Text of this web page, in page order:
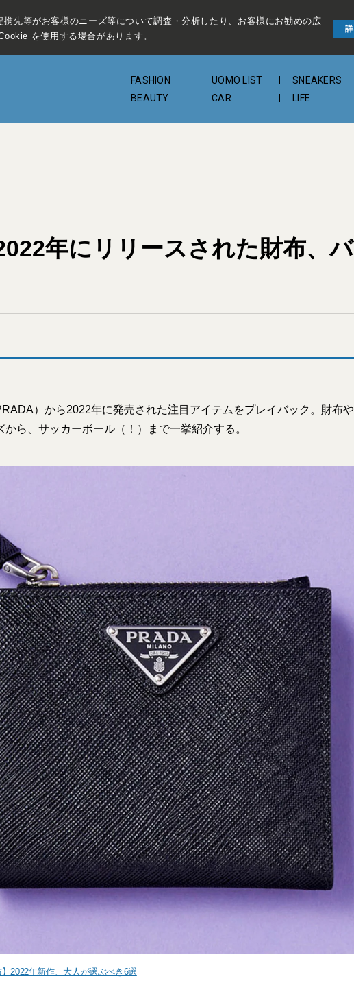
携先等がお客様のニーズ等について調査・分析したり、お客様にお勧めの広
を使用する場合があります。
FASHION UOMO LIST SNEAKERS
BEAUTY
CAR LIFE
年にリリースされた財布、
）から2022年に発売された注目アイテムをプレイバック。財布
から、サッカーボール（！）まで一挙紹介する。
】2022年新作、大人が選ぶべき6選